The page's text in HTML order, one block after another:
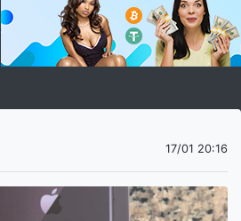
17/01 20:16